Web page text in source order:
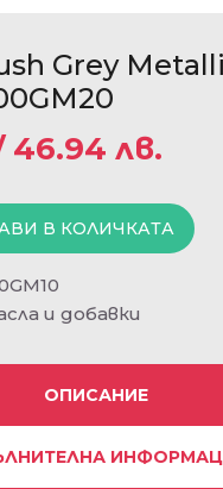
Grey
46.94 лв.
В КОЛИЧКАТА
и добавки
ОПИСАНИЕ